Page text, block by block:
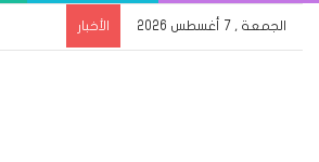
الجمعة , 7 أغسطس 2026 الأخبار